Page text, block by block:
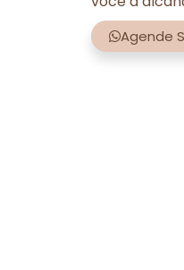
Agende